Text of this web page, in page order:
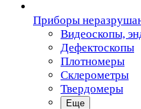
Приборы
Видеоскопы,
Дефектоскопы
Плотномеры
Склерометры
Твердомеры
Еще